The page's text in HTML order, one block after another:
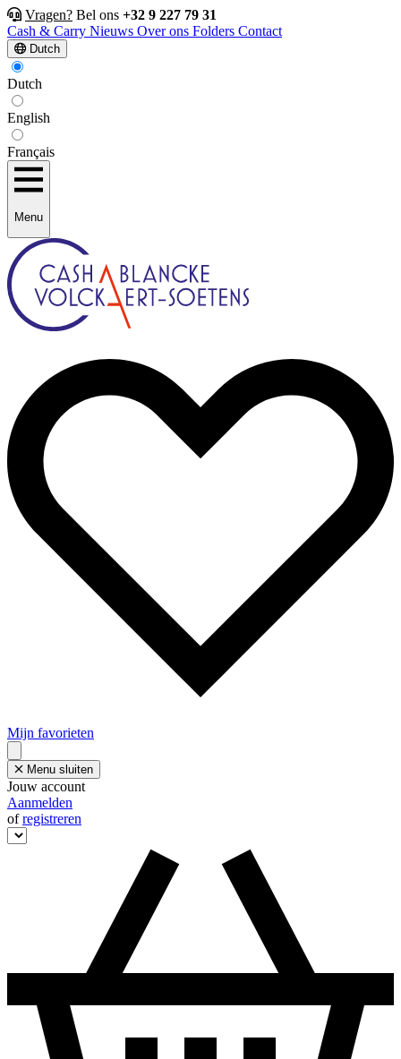
Vragen? Bel ons +32 9 227 79 31
Cash & Carry Nieuws Over ons Folders Contact
Dutch
Dutch
English
Français
Menu
Mijn favorieten
Menu sluiten
Jouw account
Aanmelden
ofregistreren